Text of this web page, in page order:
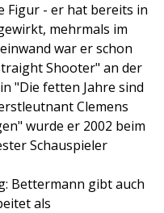
Figur - er hat bereits in
mehrmals im
war er schon
Shooter" an der
"Die fetten Jahre sind
Clemens
wurde er 2002 beim
Schauspieler
Bettermann gibt auch
als